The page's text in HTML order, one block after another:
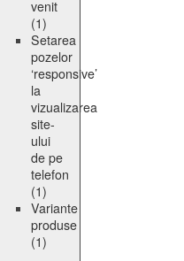
venit
(1)
Setarea
pozelor
‘responsive’
la
vizualizarea
site-
ului
de pe
telefon
(1)
Variante
produse
(1)